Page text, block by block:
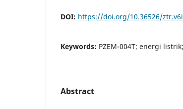
DOI: https://doi.org/10.36526/
Keywords: PZEM-004T; energi
Abstract